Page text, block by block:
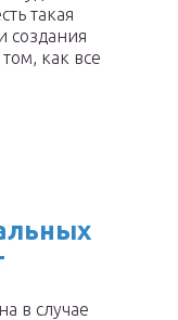
такая
создания
как все
в случае